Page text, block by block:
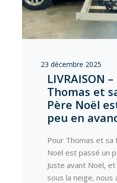
23 décembre 2025
LIVRAISON
Thomas et
Père Noël
peu en
Pour Thomas et sa
Noël est passé un
Juste avant Noël,
sous la neige, nous